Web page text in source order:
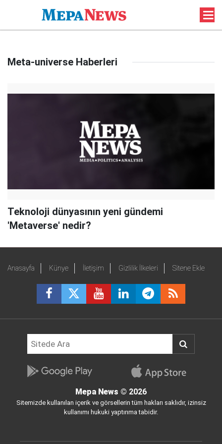
Meta-universe Haberleri
Teknoloji dünyasının yeni gündemi
'Metaverse' nedir?
Anasayfa Künye İletişim Gizlilik İlkeleri Sitene Ekle
Mepa News © 2026
Sitemizde kullanılan içerik ve görsellerin tüm hakları saklıdır, izinsiz
kullanımı hukuki yaptırıma tabidir.